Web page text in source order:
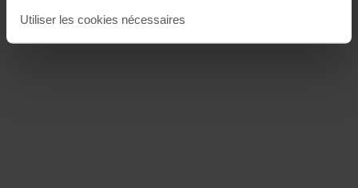
Utiliser les cookies nécessaires